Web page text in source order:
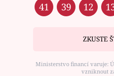
41 39 12
ZKUSTE
Ministerstvo financí varuje:
vzniknout